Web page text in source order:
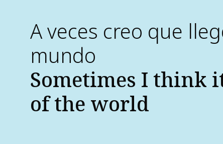
A veces creo que
mundo
Sometimes I think
of the world